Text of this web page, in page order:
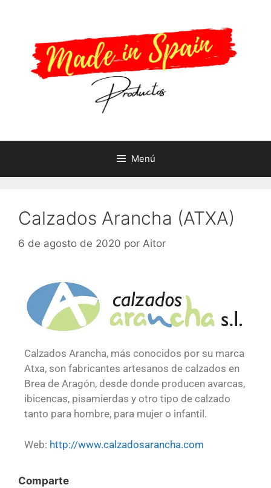
Menú
Calzados Arancha (ATXA)
6 de agosto de 2020 por Aitor
Calzados Arancha, más conocidos por su marca
Atxa, son fabricantes artesanos de calzados en
Brea de Aragón, desde donde producen avarcas,
ibicencas, pisamierdas y otro tipo de calzado
tanto para hombre, para mujer o infantil.
Web: http://www.calzadosarancha.com
Comparte